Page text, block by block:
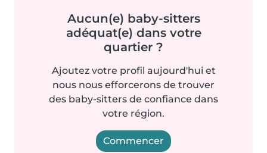
Aucun(e) baby-sitters
adéquat(e) dans votre
quartier ?
Ajoutez votre profil aujourd'hui et
nous nous efforcerons de trouver
des baby-sitters de confiance dans
votre région.
Commencer